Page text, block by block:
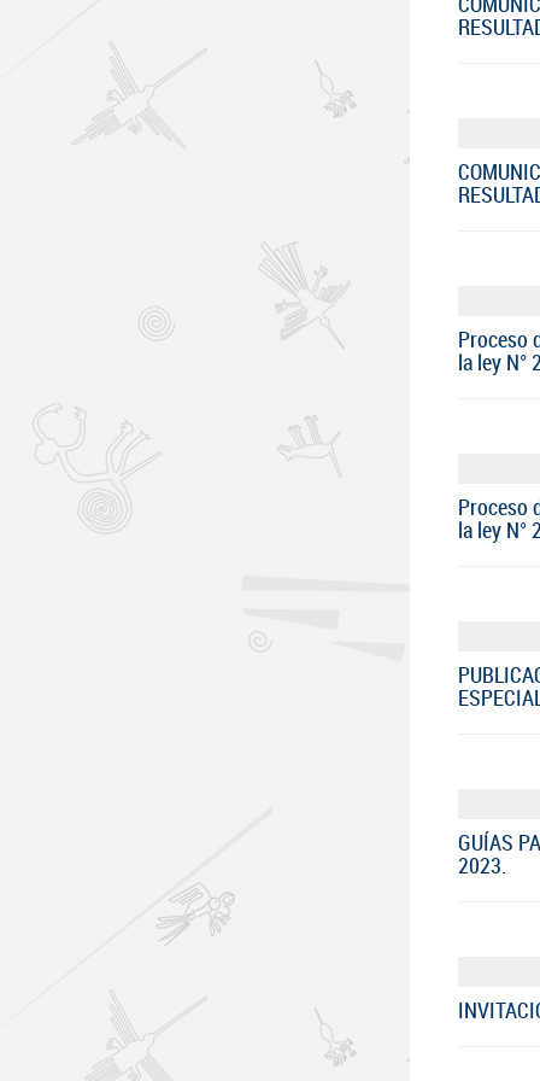
Proceso
la ley N°
Proceso
la ley N°
GUÍAS
2023.